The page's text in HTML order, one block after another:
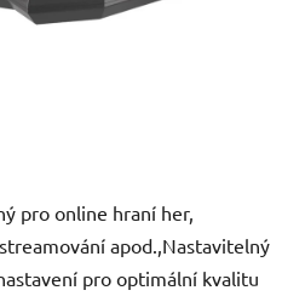
pro online hraní her,
apod.,Nastavitelný
pro optimální kvalitu